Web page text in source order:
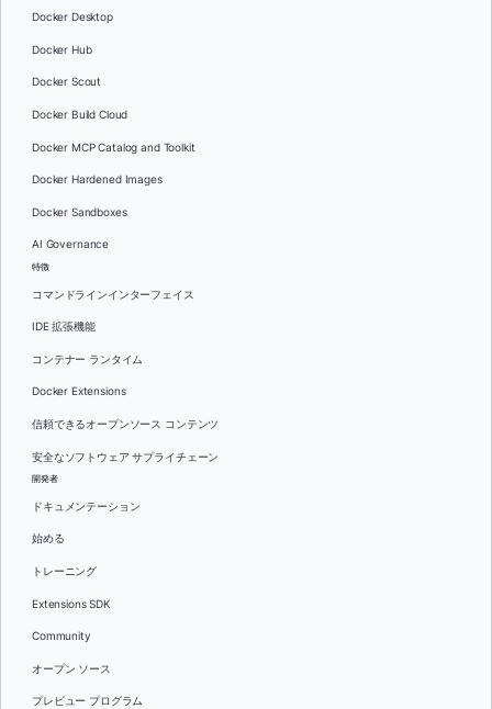
Docker Desktop
Docker Hub
Docker Scout
Docker Build Cloud
Docker MCP Catalog and Toolkit
Docker Hardened Images
Docker Sandboxes
AI Governance
特徴
コマンドラインインターフェイス
IDE 拡張機能
コンテナー ランタイム
Docker Extensions
信頼できるオープンソース コンテンツ
安全なソフトウェア サプライチェーン
開発者
ドキュメンテーション
始める
トレーニング
Extensions SDK
Community
オープン ソース
プレビュー プログラム